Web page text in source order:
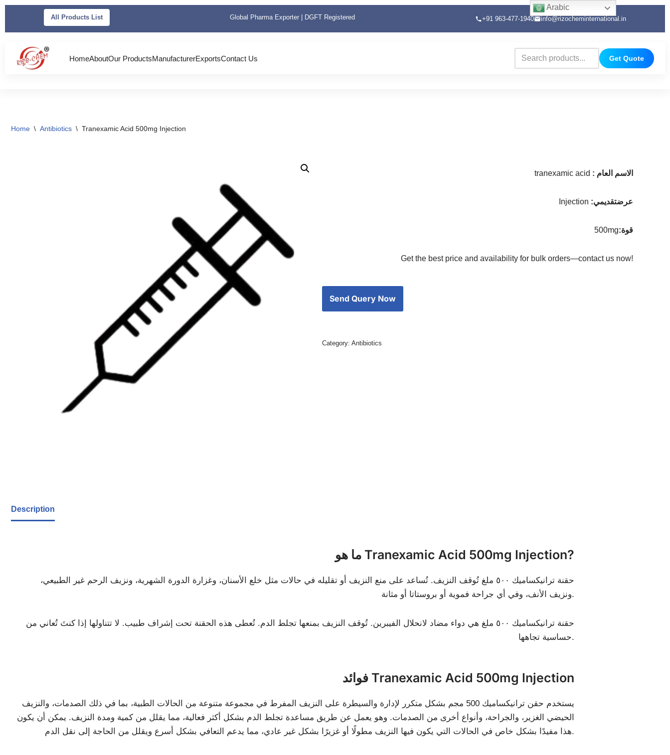
content
All Products List Global Pharma Exporter | DGFT Registered +91 963-477-1940 info@rizocheminternational.in
HomeAboutOur ProductsManufacturerExportsContact Us Get Quote
Home \ Antibiotics \ Tranexamic Acid 500mg Injection
tranexamic acid : الاسم العام
Injection :عرضتقديمي
500mg:قوة
Get the best price and availability for bulk orders—contact us now!
Category: Antibiotics
Description
ما هو Tranexamic Acid 500mg Injection?
حقنة ترانيكساميك ٥٠٠ ملغ تُوقف النزيف. تُساعد على منع النزيف أو تقليله في حالات مثل خلع الأسنان، وغزارة الدورة الشهرية، ونزيف الرحم غير الطبيعي،
ونزيف الأنف، وفي أي جراحة فموية أو بروستاتا أو مثانة.
حقنة ترانيكساميك ٥٠٠ ملغ هي دواء مضاد لانحلال الفيبرين. تُوقف النزيف بمنعها تجلط الدم. تُعطى هذه الحقنة تحت إشراف طبيب. لا تتناولها إذا كنتَ تُعاني من
حساسية تجاهها.
فوائد Tranexamic Acid 500mg Injection
يستخدم حقن ترانيكساميك 500 مجم بشكل متكرر لإدارة والسيطرة على النزيف المفرط في مجموعة متنوعة من الحالات الطبية، بما في ذلك الصدمات، والنزيف
الحيضي الغزير، والجراحة، وأنواع أخرى من الصدمات. وهو يعمل عن طريق مساعدة تجلط الدم بشكل أكثر فعالية، مما يقلل من كمية ومدة النزيف. يمكن أن يكون
هذا مفيدًا بشكل خاص في الحالات التي يكون فيها النزيف مطولًا أو غزيرًا بشكل غير عادي، مما يدعم التعافي بشكل أسرع ويقلل من الحاجة إلى نقل الدم.
Arabic